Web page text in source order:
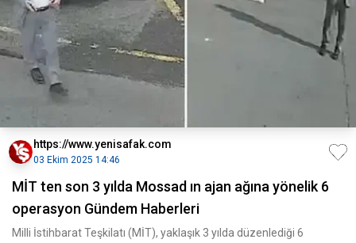
https://www.yenisafak.com
03 Ekim 2025 14:46
MİT ten son 3 yılda Mossad ın ajan ağına yönelik 6
operasyon Gündem Haberleri
Milli İstihbarat Teşkilatı (MİT), yaklaşık 3 yılda düzenlediği 6